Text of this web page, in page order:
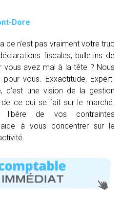
Dore
ce n’est pas vraiment votre truc
fiscales, bulletins de
vous avez mal à la tête ? Nous
vous. Exxactitude, Expert-
c’est une vision de la gestion
ce qui se fait sur le marché.
de vos contraintes
à vous concentrer sur le